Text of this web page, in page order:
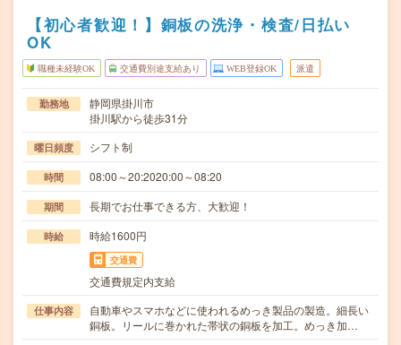
【初心者歓迎！】銅板の洗浄・検査/日払い
OK
職種未経験OK 交通費別途支給あり WEB登録OK 派遣
勤務地
静岡県掛川市
掛川駅から徒歩31分
曜日頻度 シフト制
時間 08:00～20:2020:00～08:20
期間 長期でお仕事できる方、大歓迎！
時給 時給1600円
交通費
交通費規定内支給
仕事内容
自動車やスマホなどに使われるめっき製品の製造。細長い
銅板。リールに巻かれた帯状の銅板を加工。めっき加…